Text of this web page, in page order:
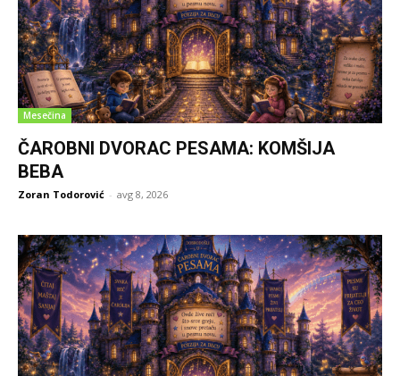
Mesečina
ČAROBNI DVORAC PESAMA: KOMŠIJA
BEBA
Zoran Todorović - avg 8, 2026